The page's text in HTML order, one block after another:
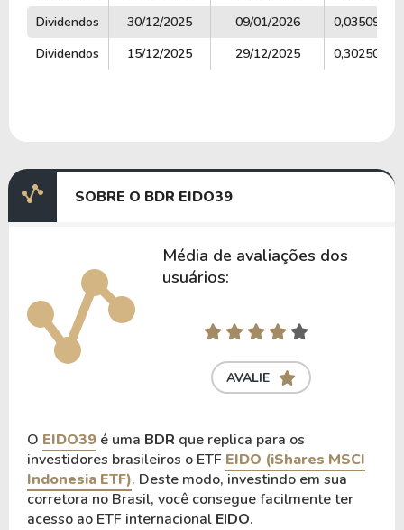
Dividendos
30/12/2025 09/01/2026
0,03509615
Dividendos
15/12/2025 29/12/2025 0,30250000
SOBRE O BDR EIDO39
Média de avaliações dos
usuários:
AVALIE
O EIDO39 é uma BDR que replica para os
investidores brasileiros o ETF EIDO (iShares MSCI
Indonesia ETF). Deste modo, investindo em sua
corretora no Brasil, você consegue facilmente ter
acesso ao ETF internacional EIDO.